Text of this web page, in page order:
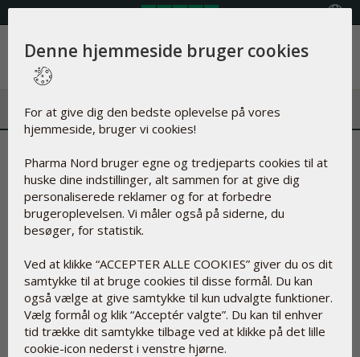
Menu
Kosttilskud
Denne hjemmeside bruger cookies
For at give dig den bedste oplevelse på vores
hjemmeside, bruger vi cookies!
Pharma Nord bruger egne og tredjeparts cookies til at
huske dine indstillinger, alt sammen for at give dig
personaliserede reklamer og for at forbedre
brugeroplevelsen. Vi måler også på siderne, du
besøger, for statistik.
Ved at klikke “ACCEPTER ALLE COOKIES” giver du os dit
samtykke til at bruge cookies til disse formål. Du kan
også vælge at give samtykke til kun udvalgte funktioner.
Vælg formål og klik “Acceptér valgte”. Du kan til enhver
tid trække dit samtykke tilbage ved at klikke på det lille
cookie-icon nederst i venstre hjørne.